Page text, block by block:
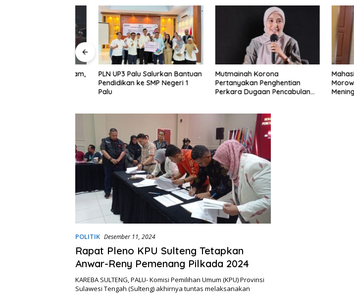
PLN UP3 Palu Salurkan Bantuan
Pendidikan ke SMP Negeri 1
Mutmainah Korona
Pertanyakan Penghentian
Perkara Dugaan Pencabulan
Mahasiswi
Morowali
Meninggal
POLITIK Desember 11, 2024
Rapat Pleno KPU Sulteng Tetapkan
Anwar-Reny Pemenang Pilkada 2024
KAREBA SULTENG, PALU- Komisi Pemilihan Umum (KPU) Provinsi
Sulawesi Tengah (Sulteng) akhirnya tuntas melaksanakan